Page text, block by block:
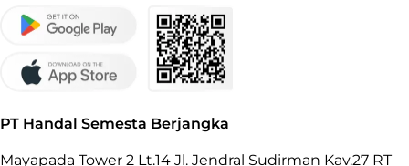
PT Handal Semesta Berjangka
Mayapada Tower 2 Lt.14 Jl. Jendral Sudirman Kav.27 RT